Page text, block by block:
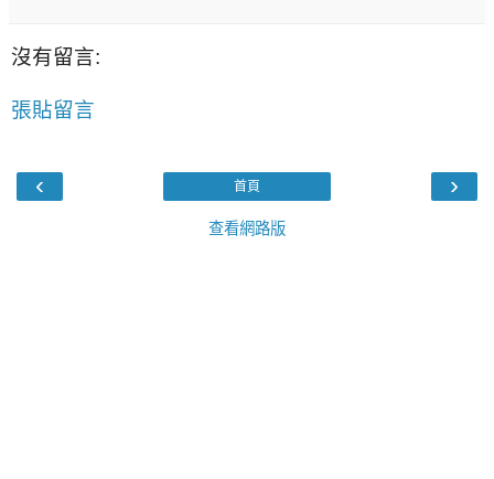
沒有留言:
張貼留言
‹ ›
首頁
查看網路版